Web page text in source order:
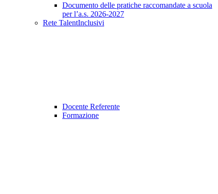
Documento delle pratiche raccomandate a scuola
per l’a.s. 2026-2027
Rete TalentInclusivi
Docente Referente
Formazione